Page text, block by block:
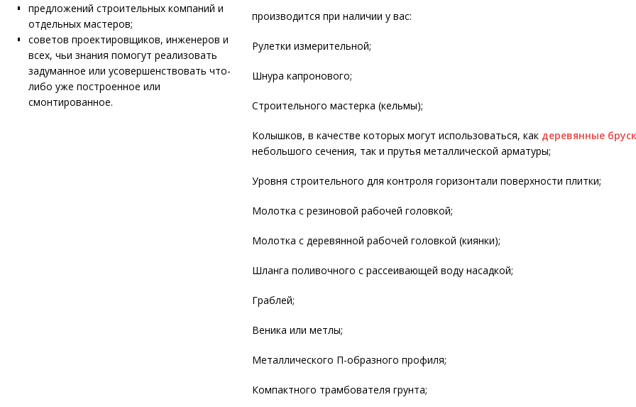
производится при наличии у вас:
Рулетки измерительной;
Шнура капронового;
Строительного мастерка (кельмы);
Колышков, в качестве которых могут использоваться, как деревянные
небольшого сечения, так и прутья металлической арматуры;
Уровня строительного для контроля горизонтали поверхности плитки;
Молотка с резиновой рабочей головкой;
Молотка с деревянной рабочей головкой (киянки);
Шланга поливочного с рассеивающей воду насадкой;
Граблей;
Веника или метлы;
Металлического П-образного профиля;
Компактного трамбователя грунта;
предложений строительных компаний и
отдельных мастеров;
советов проектировщиков, инженеров и
всех, чьи знания помогут реализовать
задуманное или усовершенствовать что-
либо уже построенное или
смонтированное.